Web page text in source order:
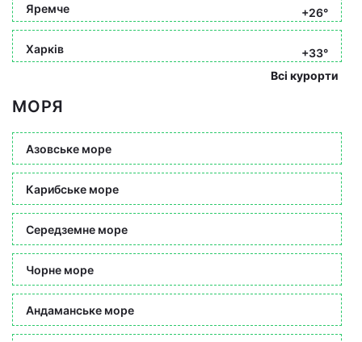
Яремче +26°
Харків
+33°
Всі курорти
МОРЯ
Азовське море
Карибське море
Середземне море
Чорне море
Андаманське море